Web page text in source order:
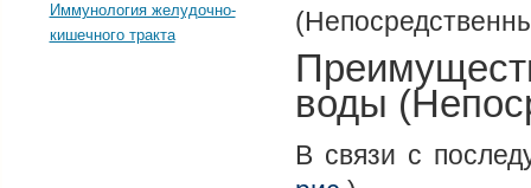
Иммунология желудочно-
кишечного тракта
воды
В связи с